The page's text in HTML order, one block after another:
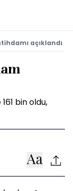
açıklandı
bin oldu,